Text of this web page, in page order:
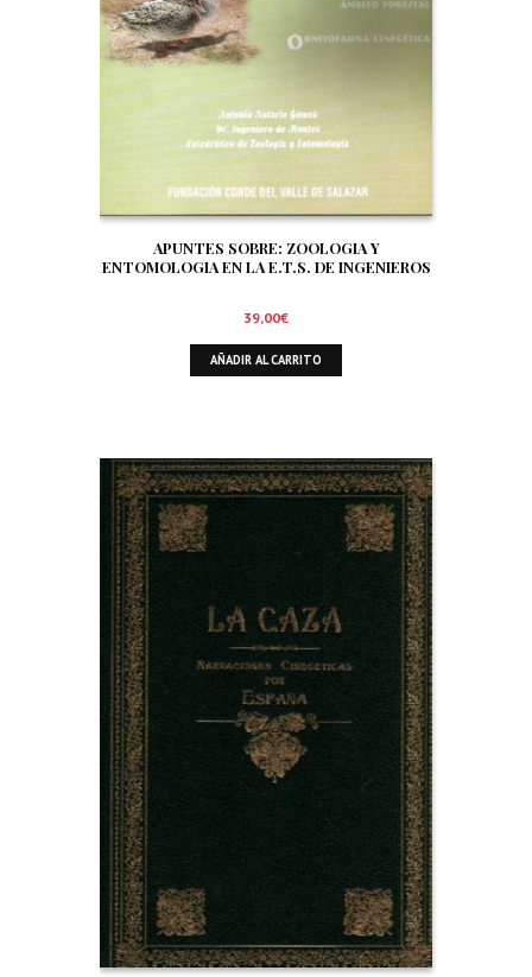
APUNTES SOBRE: ZOOLOGIA Y
ENTOMOLOGIA EN LA E.T.S. DE INGENIEROS
FORESTAL. ORNITOFAUNA CINEGETICA
39,00€
AÑADIR AL CARRITO